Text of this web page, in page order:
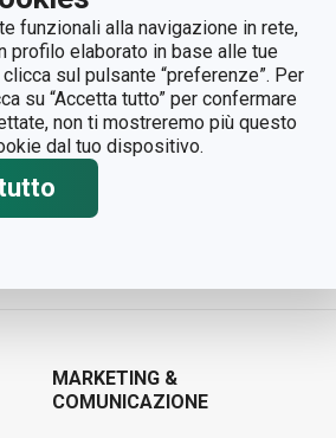
funzionali alla navigazione in rete,
profilo elaborato in base alle tue
sul pulsante “preferenze”. Per
su “Accetta tutto” per confermare
non ti mostreremo più questo
dal tuo dispositivo.
MARKETING &
COMUNICAZIONE